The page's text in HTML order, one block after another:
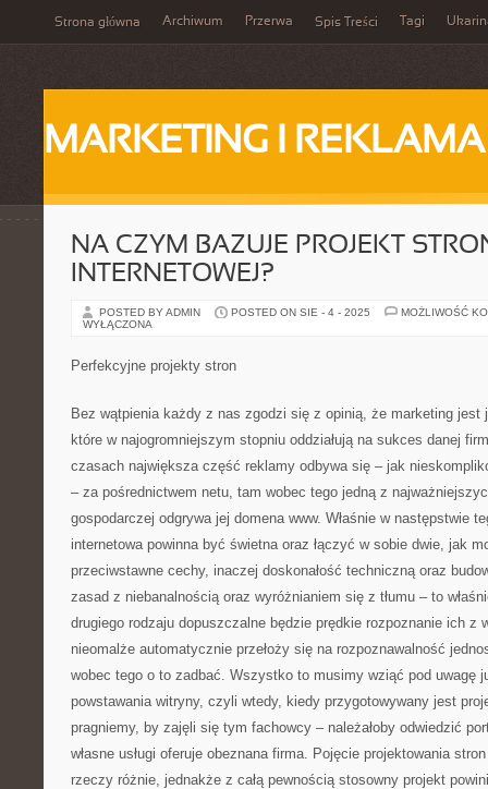
Strona główna Archiwum Przerwa Spis Treści Tagi
MARKETING I REKLAMA
NA CZYM BAZUJE PROJEKT
INTERNETOWEJ?
POSTED BY ADMIN POSTED ON SIE - 4 - 2025
MOŻLIWOŚĆ
WYŁĄCZONA
Perfekcyjne projekty stron
Bez wątpienia każdy z nas zgodzi się z opinią, że marketing jest
które w najogromniejszym stopniu oddziałują na sukces danej
czasach największa część reklamy odbywa się – jak
– za pośrednictwem netu, tam wobec tego jedną z
gospodarczej odgrywa jej domena www. Właśnie w następstwie
internetowa powinna być świetna oraz łączyć w sobie dwie, jak
przeciwstawne cechy, inaczej doskonałość techniczną oraz
zasad z niebanalnością oraz wyróżnianiem się z tłumu – to
drugiego rodzaju dopuszczalne będzie prędkie rozpoznanie ich z
nieomalże automatycznie przełoży się na rozpoznawalność
wobec tego o to zadbać. Wszystko to musimy wziąć pod uwagę
powstawania witryny, czyli wtedy, kiedy przygotowywany jest
pragniemy, by zajęli się tym fachowcy – należałoby odwiedzić
własne usługi oferuje obeznana firma. Pojęcie projektowania
rzeczy różnie, jednakże z całą pewnością stosowny projekt